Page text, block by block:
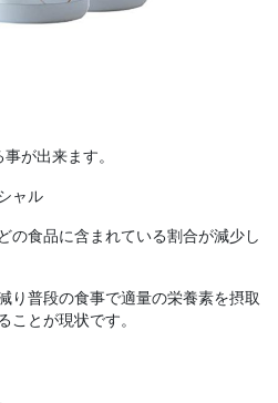
が出来ます。
ャル
の食品に含まれている割合が減少し
り普段の食事で適量の栄養素を摂取
ことが現状です。